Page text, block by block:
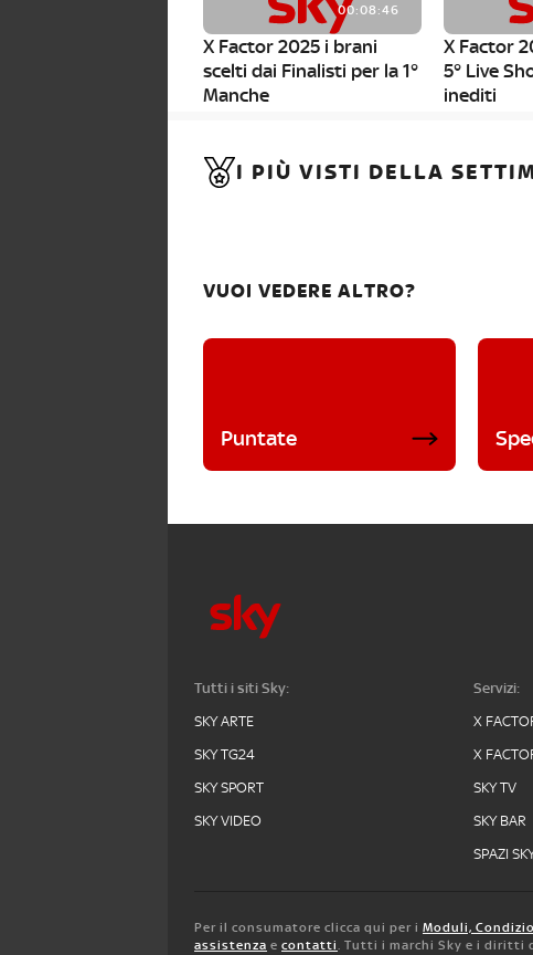
00:08:46
X Factor 2025 i brani
scelti dai Finalisti per la 1°
Manche
X Factor
5° Live
inediti
I PIÙ VISTI DELLA
VUOI VEDERE ALTRO?
Puntate
Tutti i siti Sky:
SKY ARTE
SKY TG24
SKY SPORT
SKY VIDEO
Servizi:
X
X
SKY TV
SKY BAR
SPAZI
Per il consumatore clicca qui per i Moduli,
assistenza e contatti. Tutti i marchi Sky e i diritti